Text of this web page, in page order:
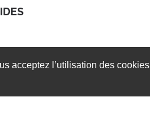
acceptez l’utilisation des cookies